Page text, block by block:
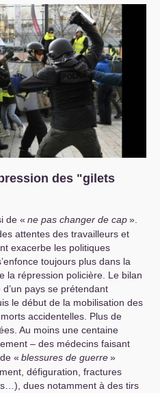
des "gilets
de « ne pas changer de cap».
attentes des travailleurs et
exacerbe les politiques
toujours plus dans la
la répression policière. Le bilan
pays se prétendant
le début de la mobilisation des
accidentelles. Plus de
Au moins une centaine
– des médecins faisant
« blessures de guerre»
défiguration, fractures
dues notamment à des tirs